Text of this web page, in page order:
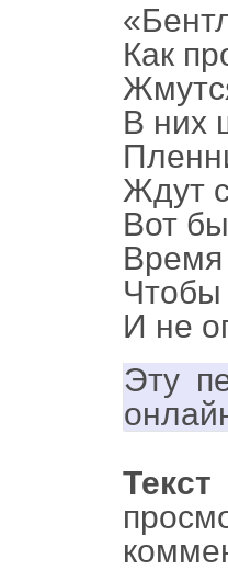
Как
В них
Ждут
Вот
Время
Чтобы
И не
Эту